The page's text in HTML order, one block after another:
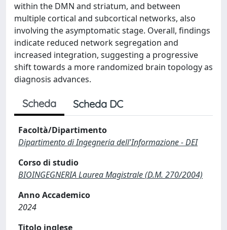
within the DMN and striatum, and between
multiple cortical and subcortical networks, also
involving the asymptomatic stage. Overall, findings
indicate reduced network segregation and
increased integration, suggesting a progressive
shift towards a more randomized brain topology as
diagnosis advances.
Scheda Scheda DC
Facoltà/Dipartimento
Dipartimento di Ingegneria dell'Informazione - DEI
Corso di studio
BIOINGEGNERIA Laurea Magistrale (D.M. 270/2004)
Anno Accademico
2024
Titolo inglese